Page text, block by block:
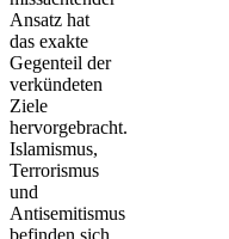
Ansatz hat
das exakte
Gegenteil der
verkündeten
Ziele
hervorgebracht.
Islamismus,
Terrorismus
und
Antisemitismus
befinden sich